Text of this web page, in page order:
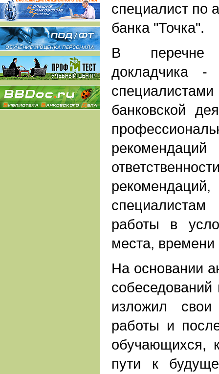
специалист по
банка "Точка".
В перечне
докладчика -
банковской
работы в
места,
На основании
собеседований
изложил
работы и
обучающихся,
пути к